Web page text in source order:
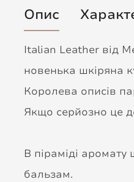
Опис
Italian Leather від
новенька шкіряна
Королева описів
Якщо серйозно це
В піраміді аромату
бальзам.